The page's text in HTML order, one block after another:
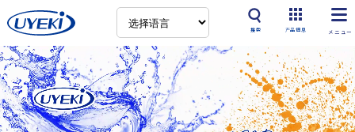
搜索 产品信息